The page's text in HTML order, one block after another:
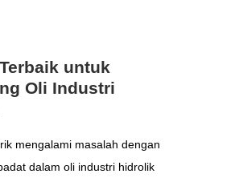
untuk
Oli Industri
mengalami masalah dengan
dalam oli industri hidrolik